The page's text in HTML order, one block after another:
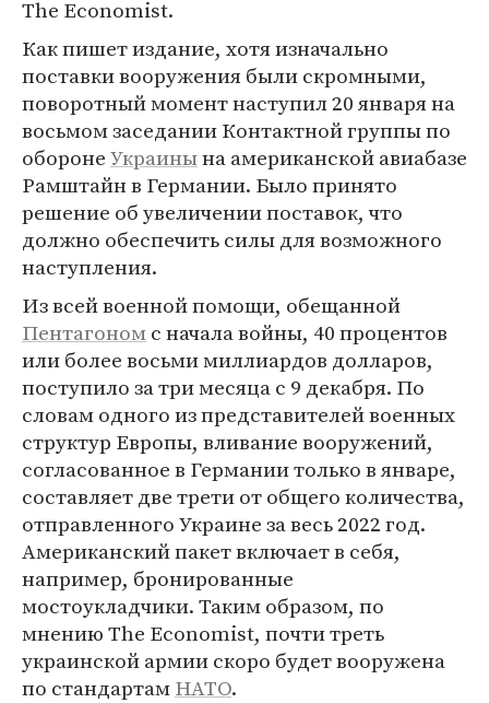
The Economist.
Как пишет издание, хотя изначально
поставки вооружения были скромными,
поворотный момент наступил 20 января на
восьмом заседании Контактной группы по
оборонеУкраинына американской авиабазе
Рамштайн в Германии. Было принято
решение об увеличении поставок, что
должно обеспечить силы для возможного
наступления.
Из всей военной помощи, обещанной
Пентагономс начала войны, 40 процентов
или более восьми миллиардов долларов,
поступило за три месяца с 9 декабря. По
словам одного из представителей военных
структур Европы, вливание вооружений,
согласованное в Германии только в январе,
составляет две трети от общего количества,
отправленного Украине за весь 2022 год.
Американский пакет включает в себя,
например, бронированные
мостоукладчики. Таким образом, по
мнению The Economist, почти треть
украинской армии скоро будет вооружена
по стандартамНАТО.